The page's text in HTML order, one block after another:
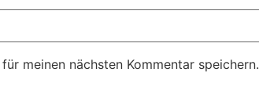
meinen nächsten Kommentar speichern.